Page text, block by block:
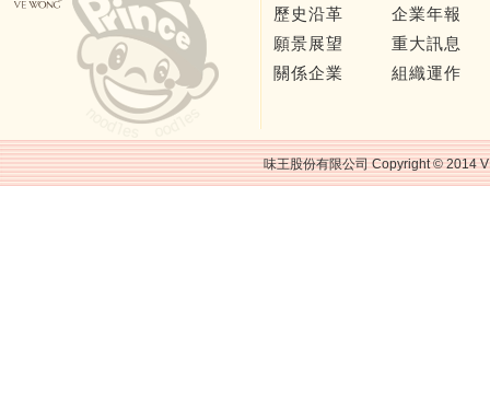
歷史沿革
願景展望
關係企業
企業年報
重大訊息
組織運作
味王股份有限公司 Copyright © 2014